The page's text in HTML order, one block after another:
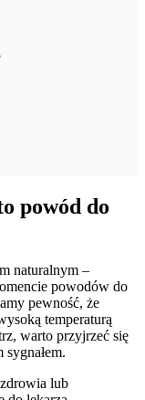
powód do
naturalnym –
powodów do
pewność, że
temperaturą
warto przyjrzeć się
lub